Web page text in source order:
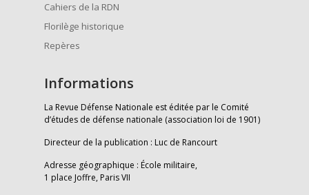
Cahiers de la RDN
Florilège historique
Repères
Informations
La Revue Défense Nationale est éditée par le Comité
d’études de défense nationale (association loi de 1901)
Directeur de la publication : Luc de Rancourt
Adresse géographique : École militaire,
1 place Joffre, Paris VII